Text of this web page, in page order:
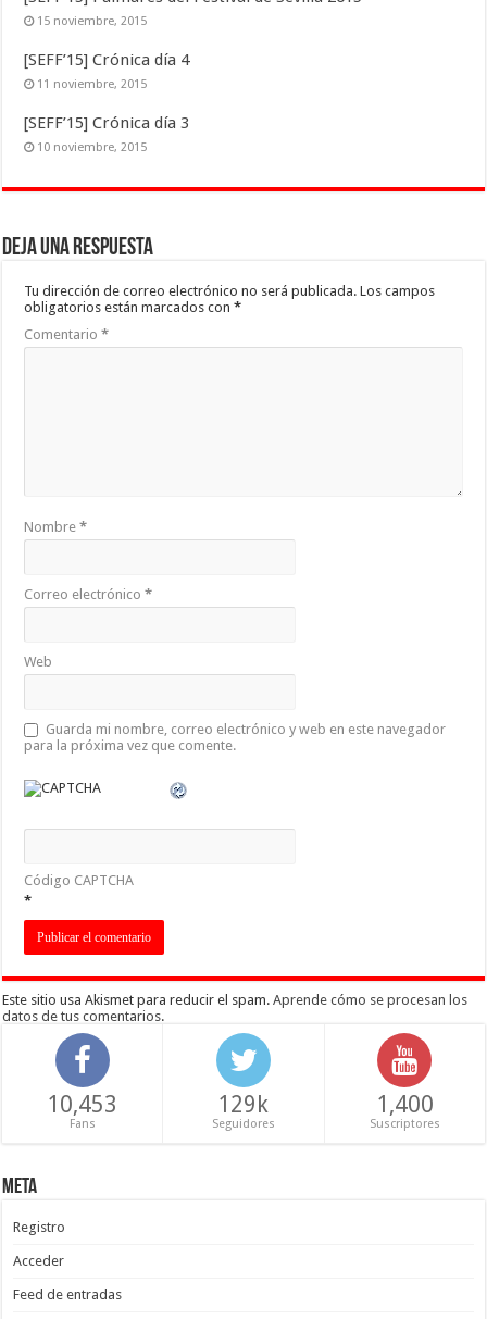
15 noviembre, 2015
[SEFF’15] Crónica día 4
11 noviembre, 2015
[SEFF’15] Crónica día 3
10 noviembre, 2015
Deja una respuesta
Tu dirección de correo electrónico no será publicada. Los campos
obligatorios están marcados con*
Comentario*
Nombre*
Correo electrónico*
Web
Guarda mi nombre, correo electrónico y web en este navegador
para la próxima vez que comente.
Código CAPTCHA
*
Este sitio usa Akismet para reducir el spam.Aprende cómo se procesan los
datos de tus comentarios.
10,453
Fans
129k
Seguidores
1,400
Suscriptores
Meta
Registro
Acceder
Feed de entradas